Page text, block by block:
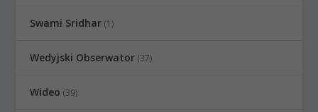
Swami Sridhar (1)
Wedyjski Obserwator (37)
Wideo (39)